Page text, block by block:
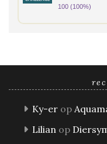
100 (100%)
Ky-er op
Lilian op